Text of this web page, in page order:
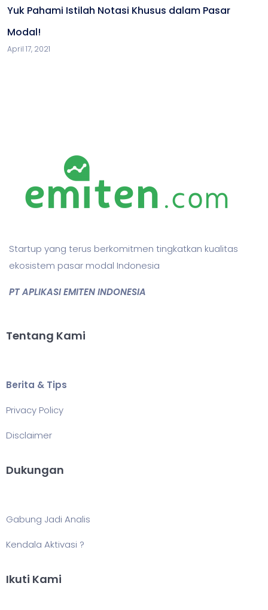
Yuk Pahami Istilah Notasi Khusus dalam Pasar
Modal!
April 17, 2021
Startup yang terus berkomitmen tingkatkan kualitas
ekosistem pasar modal Indonesia
PT APLIKASI EMITEN INDONESIA
Tentang Kami
Berita & Tips
Privacy Policy
Disclaimer
Dukungan
Gabung Jadi Analis
Kendala Aktivasi ?
Ikuti Kami